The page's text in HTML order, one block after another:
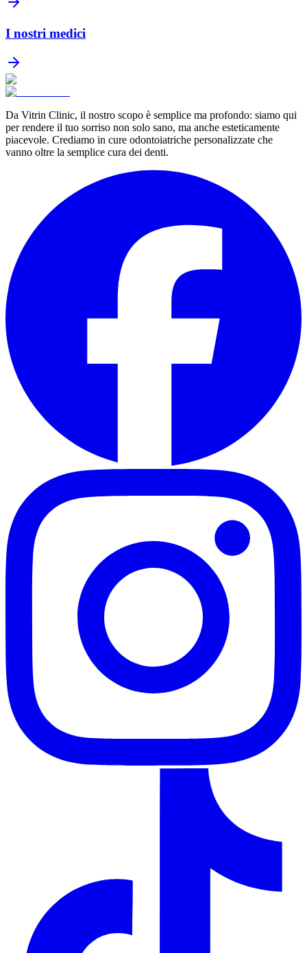
I nostri medici
Da Vitrin Clinic, il nostro scopo è semplice ma profondo: siamo qui
per rendere il tuo sorriso non solo sano, ma anche esteticamente
piacevole. Crediamo in cure odontoiatriche personalizzate che
vanno oltre la semplice cura dei denti.